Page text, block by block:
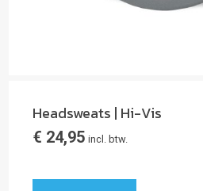
Headsweats | Hi-Vis
€ 24,95 incl. btw.